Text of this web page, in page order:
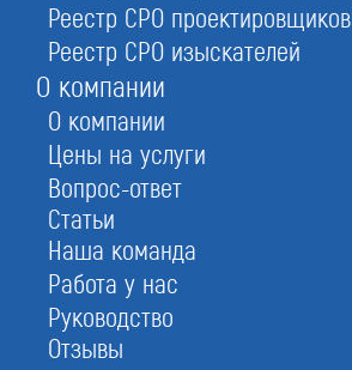
Реестр СРО проектировщиков
Реестр СРО изыскателей
О компании
О компании
Цены на услуги
Вопрос-ответ
Статьи
Наша команда
Работа у нас
Руководство
Отзывы